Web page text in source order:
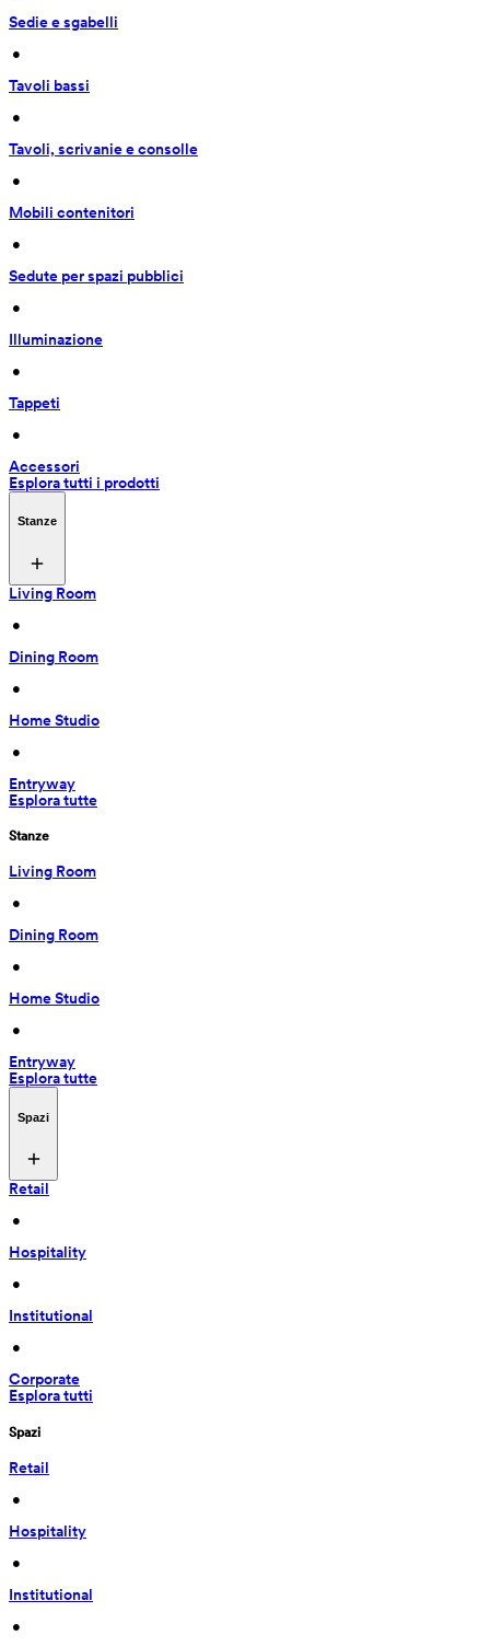
Sedie e sgabelli
•
Tavoli bassi
•
Tavoli, scrivanie e consolle
•
Mobili contenitori
•
Sedute per spazi pubblici
•
Illuminazione
•
Tappeti
•
Accessori
Esplora tutti i prodotti
Stanze
Living Room
•
Dining Room
•
Home Studio
•
Entryway
Esplora tutte
Stanze
Living Room
•
Dining Room
•
Home Studio
•
Entryway
Esplora tutte
Spazi
Retail
•
Hospitality
•
Institutional
•
Corporate
Esplora tutti
Spazi
Retail
•
Hospitality
•
Institutional
•